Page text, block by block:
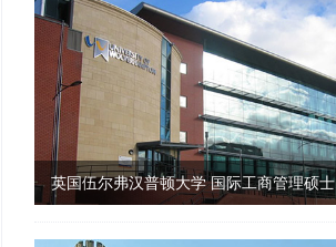
英国伍尔弗汉普顿大学 国际工商管理硕士